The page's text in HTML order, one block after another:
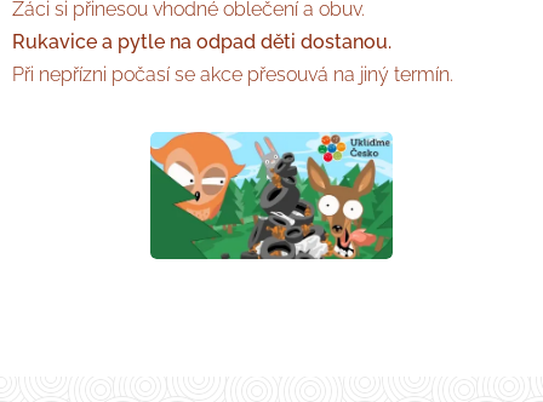
Žáci si přinesou vhodné oblečení a obuv.
Rukavice a pytle na odpad děti dostanou.
Při nepřízni počasí se akce přesouvá na jiný termín.